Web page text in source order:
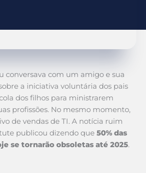
conversava com um amigo e sua
a iniciativa voluntária dos pais
dos filhos para ministrarem
profissões. No mesmo momento,
de vendas de TI. A notícia ruim
publicou dizendo que 50% das
se tornarão obsoletas até 2025.